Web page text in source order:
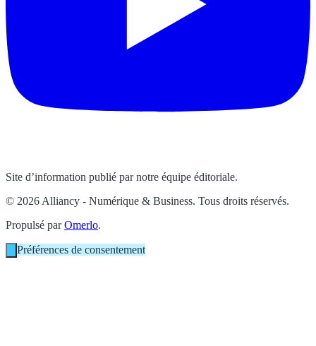
Site d’information publié par notre équipe éditoriale.
© 2026 Alliancy - Numérique & Business. Tous droits réservés.
Propulsé parOmerlo.
Préférences de consentement